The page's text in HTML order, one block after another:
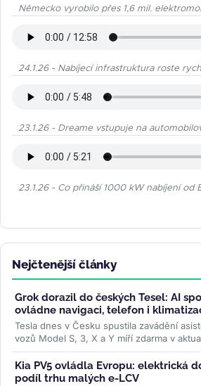
Německo vyrobilo přes 1,6 mil.
24.1.26 - Nabíjecí infrastruktura roste
23.1.26 - Dreame vstupuje na
23.1.26 - Co přináší 1000 kW nabíjení od
Nejčtenější články
Grok dorazil do českých Tesel: AI
ovládne navigaci, telefon i
Tesla dnes v Česku spustila zavádění
vozů Model S, 3, X a Y míří zdarma v
— hlasem...>>
Kia PV5 ovládla Evropu: elektrická
podíl trhu malých e-LCV